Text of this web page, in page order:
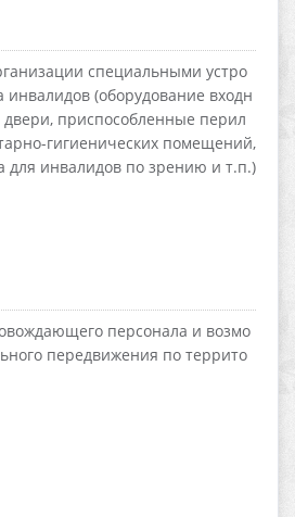
специальными устро
инвалидов (оборудование входн
приспособленные перил
гигиенических помещений,
для инвалидов по зрению и т.п.)
персонала и возмо
передвижения по террито